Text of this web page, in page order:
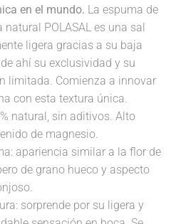
en el mundo. La espuma de
POLASAL es una sal
ligera gracias a su baja
ahí su exclusividad y su
limitada. Comienza a innovar
con esta textura única.
natural, sin aditivos. Alto
de magnesio.
apariencia similar a la flor de
de grano hueco y aspecto
sorprende por su ligera y